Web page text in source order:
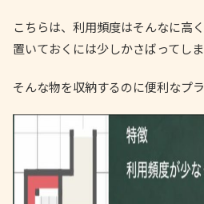
こちらは、利用頻度はそんなに高
置いておくには少しかさばってしま
そんな物を収納するのに便利なプラ